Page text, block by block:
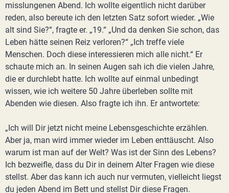
misslungenen Abend. Ich wollte eigentlich nicht darüber
reden, also bereute ich den letzten Satz sofort wieder. „Wie
alt sind Sie?“, fragte er. „19.“ „Und da denken Sie schon, das
Leben hätte seinen Reiz verloren?“ „Ich treffe viele
Menschen. Doch diese interessieren mich alle nicht.“ Er
schaute mich an. In seinen Augen sah ich die vielen Jahre,
die er durchlebt hatte. Ich wollte auf einmal unbedingt
wissen, wie ich weitere 50 Jahre überleben sollte mit
Abenden wie diesen. Also fragte ich ihn. Er antwortete:
„Ich will Dir jetzt nicht meine Lebensgeschichte erzählen.
Aber ja, man wird immer wieder im Leben enttäuscht. Also
warum ist man auf der Welt? Was ist der Sinn des Lebens?
Ich bezweifle, dass du Dir in deinem Alter Fragen wie diese
stellst. Aber das kann ich auch nur vermuten, vielleicht liegst
du jeden Abend im Bett und stellst Dir diese Fragen.